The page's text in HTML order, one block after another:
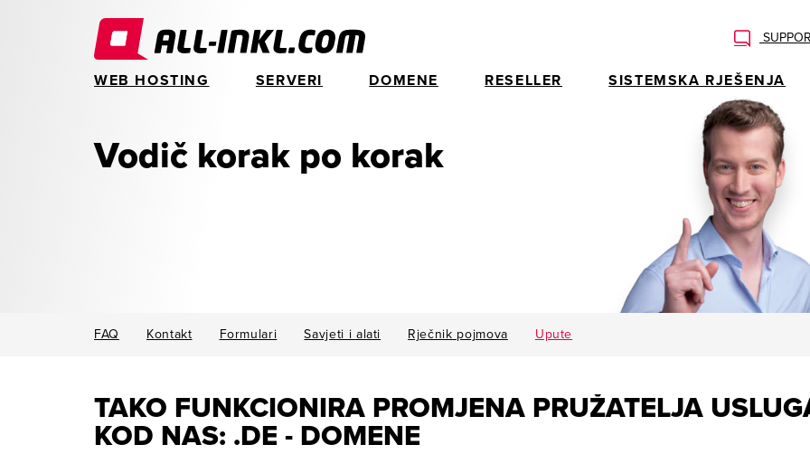
WEB HOSTING SERVERI DOMENE RESELLER SISTEMSKA RJEŠENJA
Vodič korak po korak
FAQ Kontakt Formulari Savjeti i alati Rječnik pojmova Upute
TAKO FUNKCIONIRA PROMJENA PRUŽATELJA
KOD NAS: .DE - DOMENE